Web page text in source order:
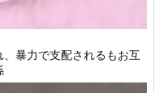
暴力で支配されるもお互